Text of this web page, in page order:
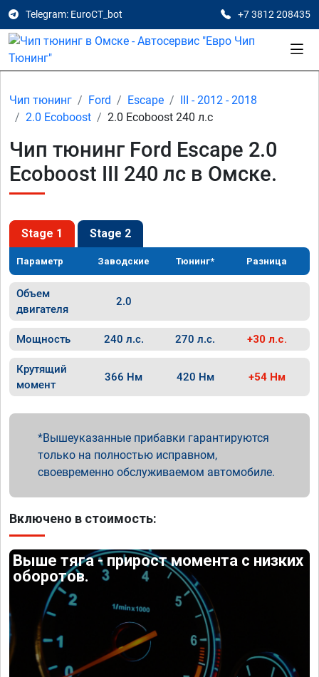
Telegram: EuroCT_bot +7 3812 208435
Чип тюнинг Ford Escape
III - 2012 - 2018
2.0 Ecoboost
2.0 Ecoboost 240 л.с
Чип тюнинг Ford Escape 2.0
Ecoboost III 240 лс в Омске.
Stage 1 Stage 2
Параметр Заводские Тюнинг* Разница
Объем
двигателя
2.0
Мощность 240 л.с. 270 л.с. +30 л.с.
Крутящий
момент
366 Нм 420 Нм +54 Нм
Вышеуказанные прибавки гарантируются
только на полностью исправном,
своевременно обслуживаемом автомобиле.
Включено в стоимость:
Выше тяга - прирост момента с низких
оборотов.